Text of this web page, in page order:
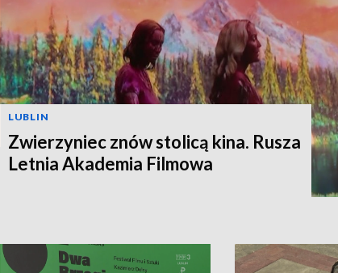
LUBLIN
Zwierzyniec znów stolicą kina. Rusza
Letnia Akademia Filmowa